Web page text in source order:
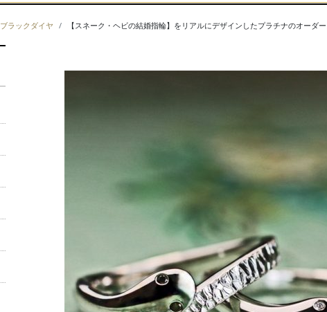
ブラックダイヤ 【スネーク・ヘビの結婚指輪】をリアルにデザインしたプラチナのオーダ